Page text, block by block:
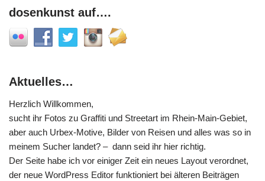
dosenkunst auf….
Aktuelles…
Herzlich Willkommen,
sucht ihr Fotos zu Graffiti und Streetart im Rhein-Main-Gebiet,
aber auch Urbex-Motive, Bilder von Reisen und alles was so in
meinem Sucher landet? – dann seid ihr hier richtig.
Der Seite habe ich vor einiger Zeit ein neues Layout verordnet,
der neue WordPress Editor funktioniert bei älteren Beiträgen